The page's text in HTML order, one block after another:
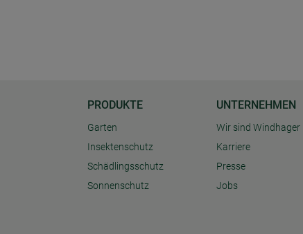
PRODUKTE
Garten
Insektenschutz
Schädlingsschutz
Sonnenschutz
UNTERNEHMEN
Wir sind Windhager
Karriere
Presse
Jobs